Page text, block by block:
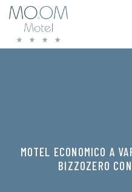
MOTEL ECONOMICO A
BIZZOZERO